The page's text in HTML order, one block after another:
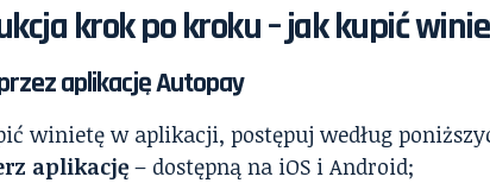
krok po kroku – jak kupić
aplikację Autopay
winietę w aplikacji, postępuj według
aplikację – dostępną na iOS i Android;